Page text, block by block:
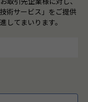
術サービス」をご提供
してまいります。